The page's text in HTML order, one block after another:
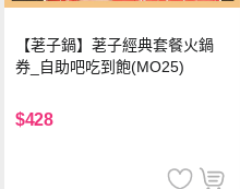
【荖子鍋】荖子經典套餐火鍋
券_自助吧吃到飽(MO25)
$428